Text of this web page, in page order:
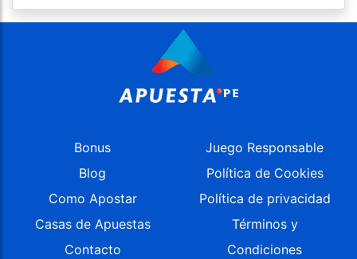
Bonus
Blog
Como Apostar
Casas de Apuestas
Contacto
Juego Responsable
Política de Cookies
Política de privacidad
Términos y
Condiciones